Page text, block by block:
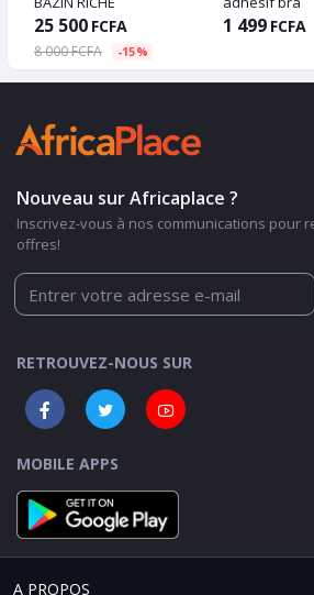
25 500 FCFA
8 000 FCFA -15%
1 499 FCFA
Nouveau sur Africaplace ?
Inscrivez-vous à nos communications pour
offres!
RETROUVEZ-NOUS SUR
MOBILE APPS
A PROPOS